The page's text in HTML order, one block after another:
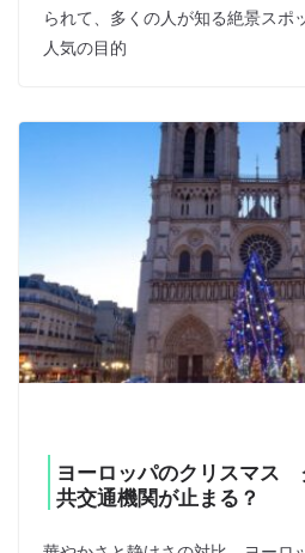
られて、多くの人が知る絶景スポ
人気の目的
ヨーロッパのクリスマス
共交通機関が止まる？